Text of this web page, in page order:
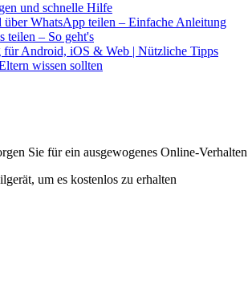
und schnelle Hilfe
WhatsApp teilen – Einfache Anleitung
teilen – So geht's
Android, iOS & Web | Nützliche Tipps
wissen sollten
Sie für ein ausgewogenes Online-Verhalten
um es kostenlos zu erhalten